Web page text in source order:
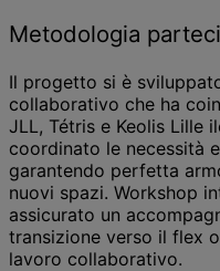
Metodologia
Il progetto si è
collaborativo che ha
JLL, Tétris e Keolis Lille
coordinato le necessità
garantendo perfetta
nuovi spazi. Workshop
assicurato un
transizione verso il flex
lavoro collaborativo.